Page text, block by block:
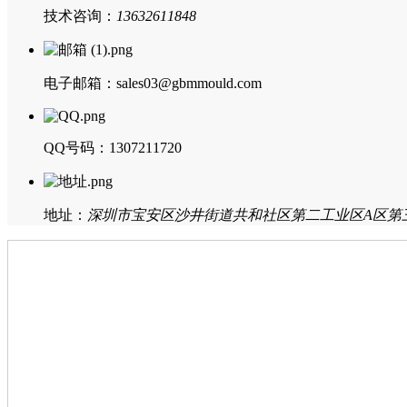
技术咨询： 13632611848
电子邮箱：sales03@gbmmould.com
QQ号码：1307211720
地址： 深圳市宝安区沙井街道共和社区第二工业区A区第